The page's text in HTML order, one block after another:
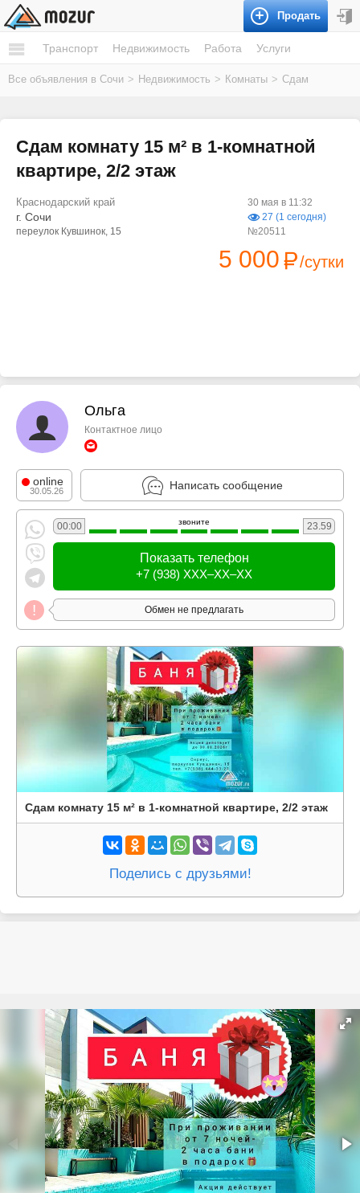
Продать
Транспорт Недвижимость Работа Услуги
Все объявления в Сочи > Недвижимость > Комнаты > Сдам
Сдам комнату 15 м² в 1-комнатной
квартире, 2/2 этаж
Краснодарский край
г. Сочи
переулок Кувшинок, 15
30 мая в 11:32
27 (1 сегодня)
№20511
5 000 /сутки
Ольга
Контактное лицо
online
30.05.26 Написать сообщение
00:00 звоните 23.59
Показать телефон
+7 (938) XXX–XX–XX
Обмен не предлагать
Сдам комнату 15 м² в 1-комнатной квартире, 2/2 этаж
Поделись с друзьями!